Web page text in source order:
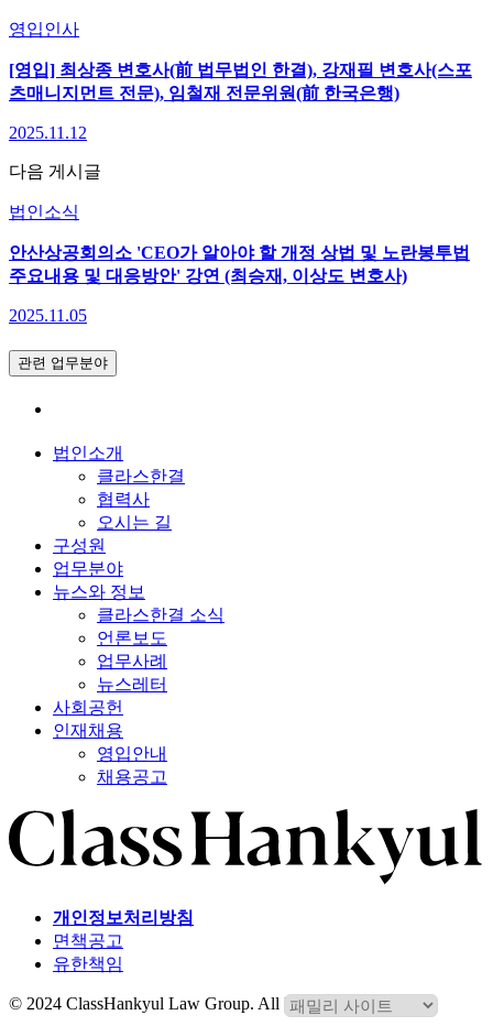
영입인사
[영입] 최상종 변호사(前 법무법인 한결), 강재필 변호사(스포
츠매니지먼트 전문), 임철재 전문위원(前 한국은행)
2025.11.12
다음 게시글
법인소식
안산상공회의소 'CEO가 알아야 할 개정 상법 및 노란봉투법
주요내용 및 대응방안' 강연 (최승재, 이상도 변호사)
2025.11.05
관련 업무분야
법인소개
클라스한결
협력사
오시는 길
구성원
업무분야
뉴스와 정보
클라스한결 소식
언론보도
업무사례
뉴스레터
사회공헌
인재채용
영입안내
채용공고
개인정보처리방침
면책공고
유한책임
© 2024 ClassHankyul Law Group. All Rights Reserved